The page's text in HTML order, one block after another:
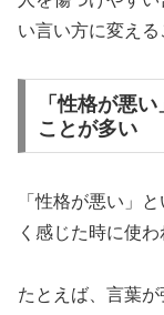
い言い方に変える
「性格が悪
ことが多い
「性格が悪い」
く感じた時に使わ
たとえば、言葉